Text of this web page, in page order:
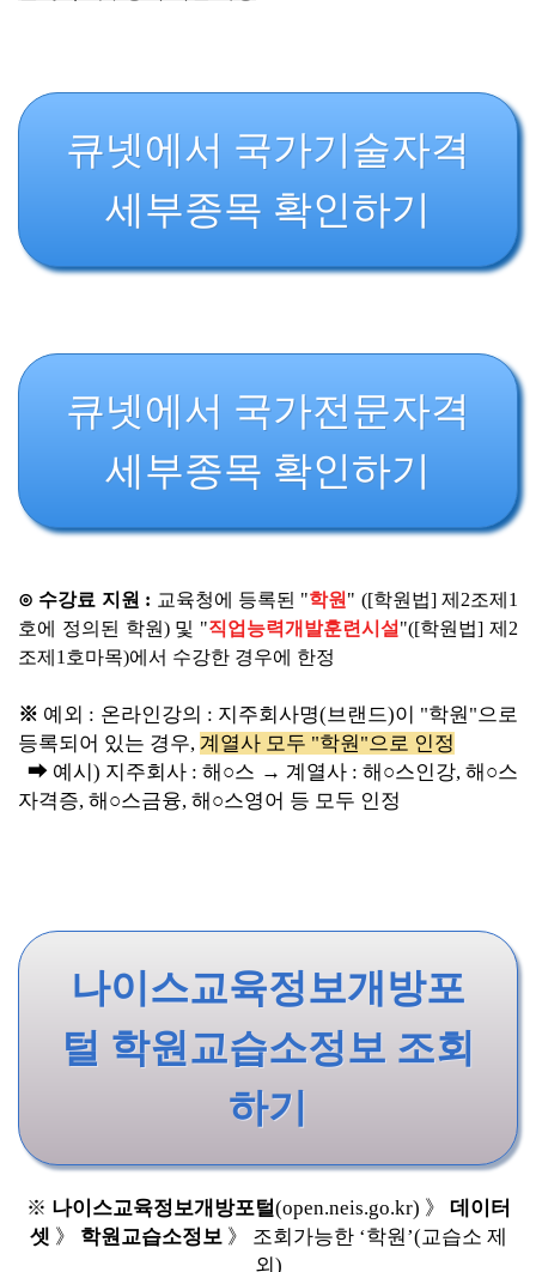
큐넷에서 국가기술자격
세부종목 확인하기
큐넷에서 국가전문자격
세부종목 확인하기
⊙ 수강료 지원 : 교육청에 등록된 "학원 " ([학원법] 제2조제1
호에 정의된 학원) 및 "직업능력개발훈련시설 "([학원법] 제2
조제1호마목)에서 수강한 경우에 한정
※ 예외 : 온라인강의 : 지주회사명(브랜드)이 "학원"으로
등록되어 있는 경우, 계열사 모두 "학원"으로 인정
➡ 예시) 지주회사 : 해○스 → 계열사 : 해○스인강, 해○스
자격증, 해○스금융, 해○스영어 등 모두 인정
나이스교육정보개방포
털 학원교습소정보 조회
하기
※ 나이스교육정보개방포털(open.neis.go.kr) 》 데이터
셋 》 학원교습소정보》 조회가능한 ‘학원’(교습소 제
외)